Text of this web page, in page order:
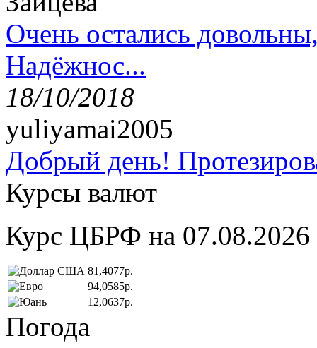
Очень остались
Надёжнос...
18/10/2018
yuliyamai2005
Добрый день!
Курсы валют
Курс ЦБРФ на 07.08.2026
81,4077р.
94,0585р.
12,0637р.
Погода